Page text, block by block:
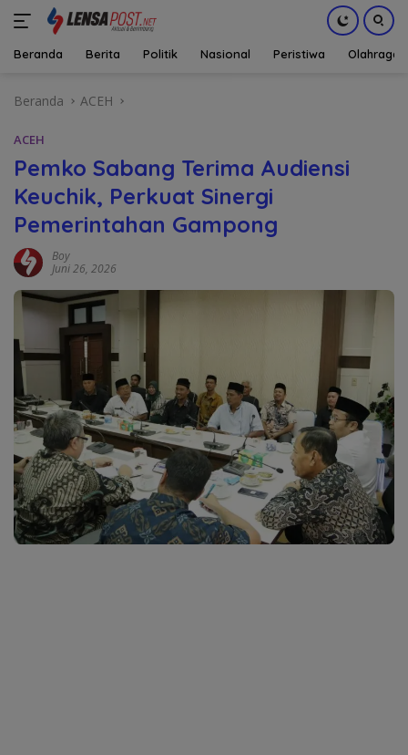
Beranda Berita Politik Nasional Peristiwa Olahraga
Beranda ACEH
ACEH
Pemko Sabang Terima Audiensi
Keuchik, Perkuat Sinergi
Pemerintahan Gampong
Boy
Juni 26, 2026